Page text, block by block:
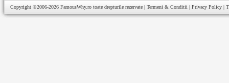
Copyright ©2006-2026 FamousWhy.ro toate drepturile rezervate | Termeni & Conditii | Privacy Policy |